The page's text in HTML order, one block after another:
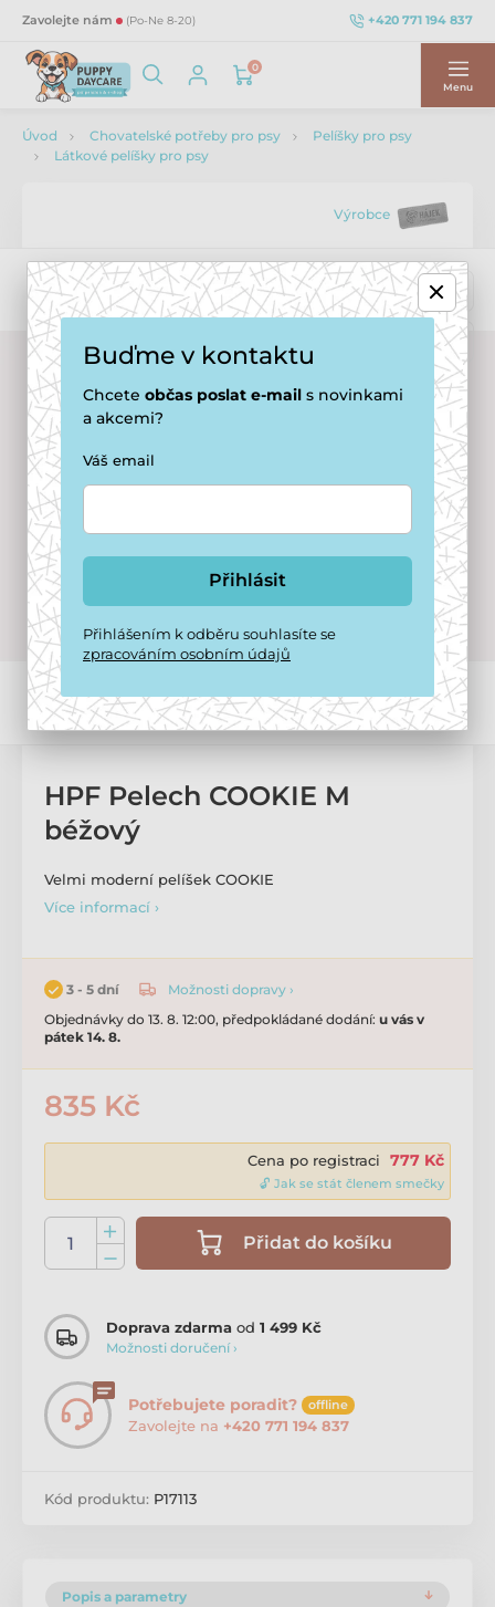
Zavolejte nám (Po-Ne 8-20) +420 771 194 837
0
Menu
Úvod Chovatelské potřeby pro psy
Pelíšky pro psy
Látkové pelíšky pro psy
Výrobce
HPF Pelech COOKIE M
béžový
Velmi moderní pelíšek COOKIE
Více informací ›
3 - 5 dní
Možnosti dopravy ›
Objednávky do 13. 8. 12:00, předpokládané dodání: u vás v
pátek 14. 8.
835 Kč
Cena po registraci 777 Kč
🔓 Jak se stát členem smečky
Přidat do košíku
Doprava zdarma od 1 499 Kč
Možnosti doručení ›
Potřebujete poradit? offline
Zavolejte na +420 771 194 837
Kód produktu: P17113
Popis a parametry
Buďme v kontaktu
Chcete občas poslat e-mail s novinkami
a akcemi?
Váš email
Přihlásit
Přihlášením k odběru souhlasíte se
zpracováním osobním údajů